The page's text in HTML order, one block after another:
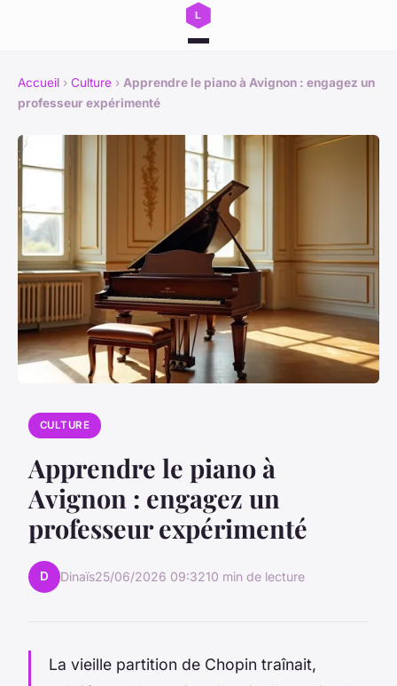
Accueil › Culture › Apprendre le piano à Avignon : engagez un
professeur expérimenté
CULTURE
Apprendre le piano à
Avignon : engagez un
professeur expérimenté
D Dinaïs25/06/2026 09:3210 min de lecture
La vieille partition de Chopin traînait,